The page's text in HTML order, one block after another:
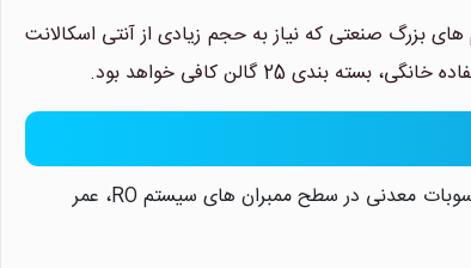
بزرگ صنعتی که نیاز به حجم زیادی از آنتی اسکالانت
با جلوگیری از تشکیل رسوبات معدنی در سطح ممبران های سیستم RO، عمر